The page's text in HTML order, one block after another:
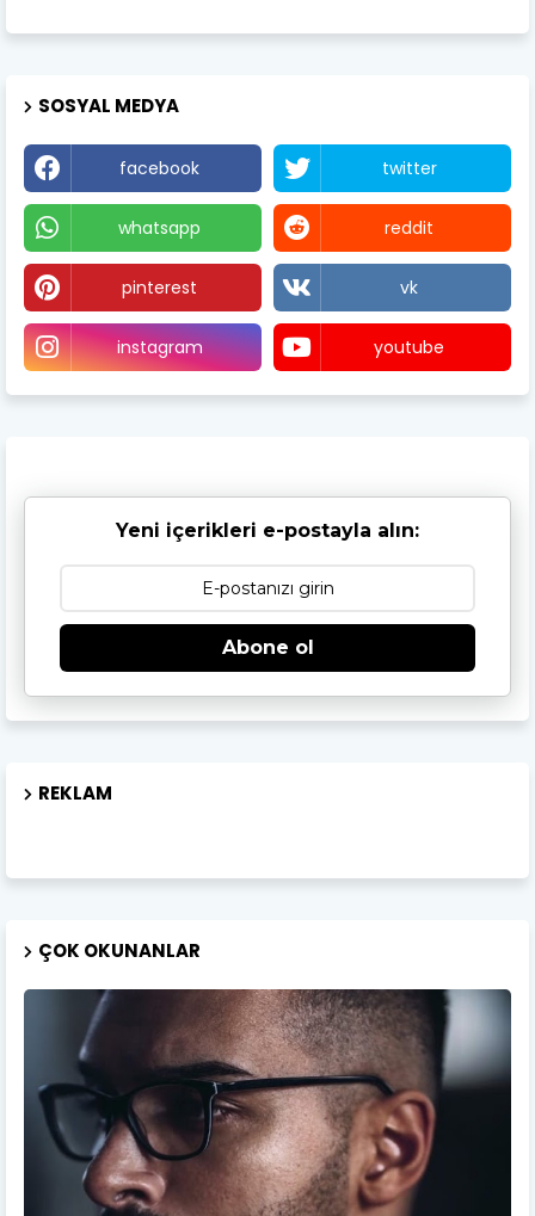
SOSYAL MEDYA
facebook twitter
whatsapp reddit
pinterest vk
instagram youtube
Yeni içerikleri e-postayla alın:
Abone ol
REKLAM
ÇOK OKUNANLAR